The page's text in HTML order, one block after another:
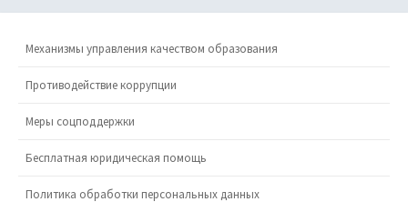
Механизмы управления качеством образования
Противодействие коррупции
Меры соцподдержки
Бесплатная юридическая помощь
Политика обработки персональных данных